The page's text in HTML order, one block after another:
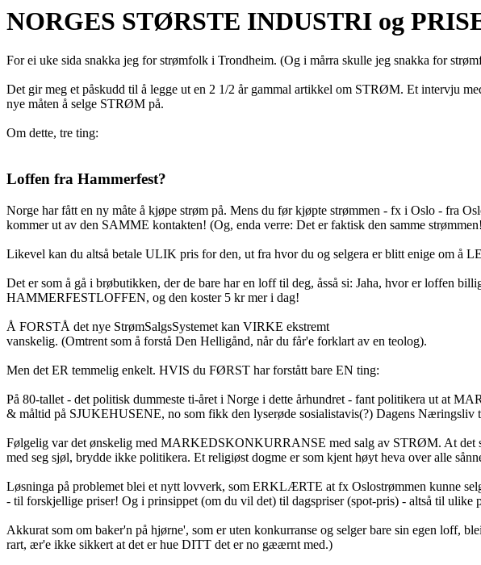
NORGES STØRSTE INDUSTRI og
For ei uke sida snakka jeg for strømfolk i Trondheim. (Og i mårra skulle jeg snakka for
Det gir meg et påskudd til å legge ut en 2 1/2 år gammal artikkel om STRØM. Et intervju
nye måten å selge STRØM på.
Om dette, tre ting:
Loffen fra Hammerfest?
Norge har fått en ny måte å kjøpe strøm på. Mens du før kjøpte strømmen - fx i Oslo -
kommer ut av den SAMME kontakten! (Og, enda verre: Det er faktisk den samme
Likevel kan du altså betale ULIK pris for den, ut fra hvor du og selgera er blitt enige om å
Det er som å gå i brøbutikken, der de bare har en loff til deg, åsså si: Jaha, hvor er loffen
HAMMERFESTLOFFEN, og den koster 5 kr mer i dag!
Å FORSTÅ det nye StrømSalgsSystemet kan VIRKE ekstremt
vanskelig. (Omtrent som å forstå Den Helligånd, når du får'e forklart av en teolog).
Men det ER temmelig enkelt. HVIS du FØRST har forstått bare EN ting:
På 80-tallet - det politisk dummeste ti-året i Norge i dette århundret - fant politikera ut at
& måltid på SJUKEHUSENE, no som fikk den lyserøde sosialistavis(?) Dagens Næringsliv
Følgelig var det ønskelig med MARKEDSKONKURRANSE med salg av STRØM. At det
med seg sjøl, brydde ikke politikera. Et religiøst dogme er som kjent høyt heva over alle
Løsninga på problemet blei et nytt lovverk, som ERKLÆRTE at fx Oslostrømmen kunne
- til forskjellige priser! Og i prinsippet (om du vil det) til dagspriser (spot-pris) - altså til
Akkurat som om baker'n på hjørne', som er uten konkurranse og selger bare sin egen
rart, ær'e ikke sikkert at det er hue DITT det er no gæærnt med.)